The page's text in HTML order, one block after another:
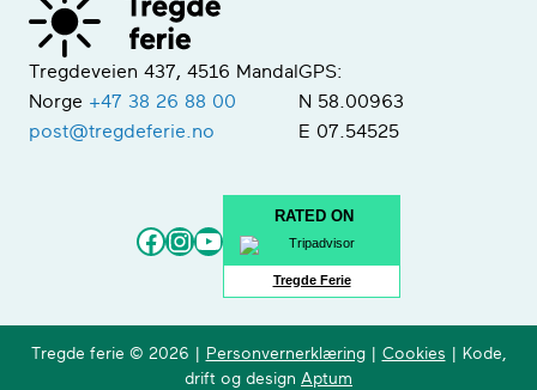
Tregdeveien 437, 4516 Mandal
Norge +47 38 26 88 00
post@tregdeferie.no
GPS:
N 58.00963
E 07.54525
Facebook
Instagram
YouTube
RATED ON
Tregde Ferie
Tregde ferie © 2026 | Personvernerklæring| Cookies | Kode,
drift og design Aptum